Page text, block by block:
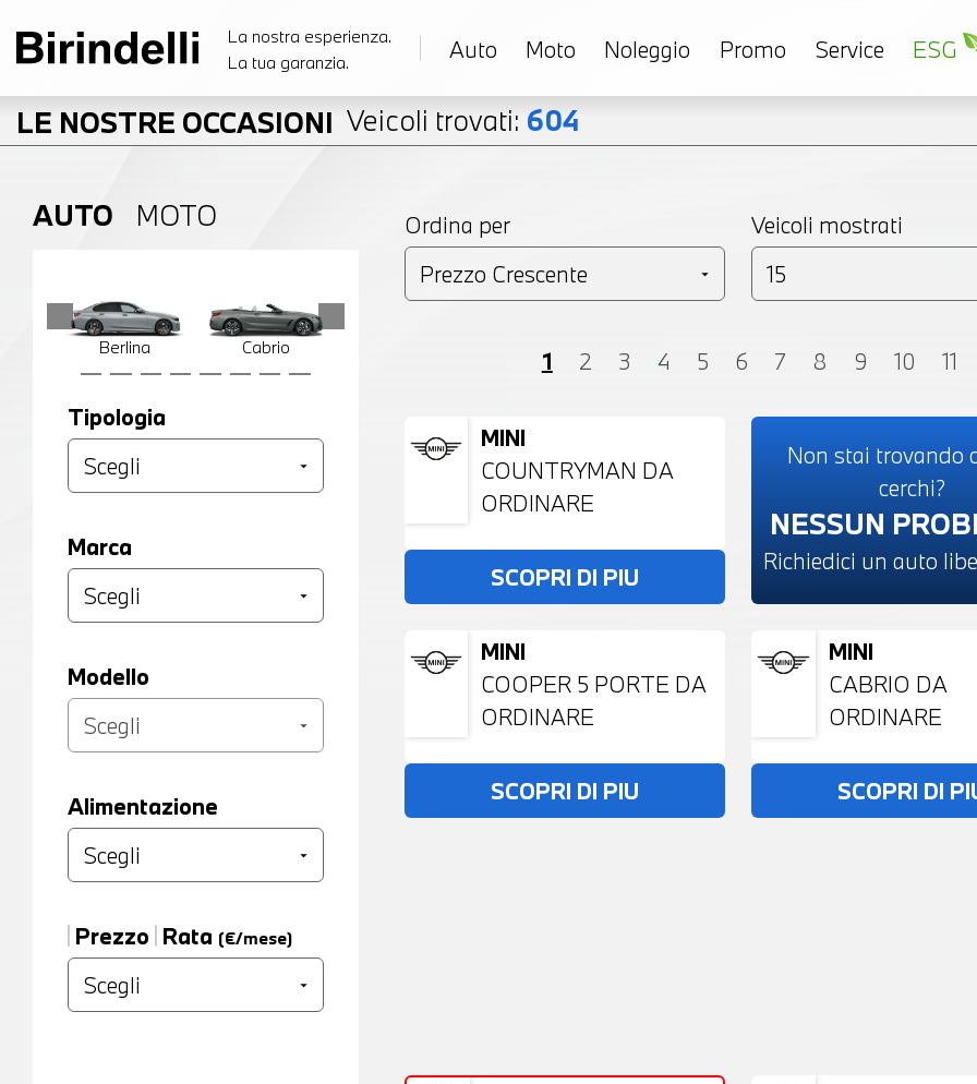
La nostra esperienza.
La tua garanzia.
Auto Moto Noleggio Promo Service ESG
LE NOSTRE OCCASIONI Veicoli trovati: 604
AUTO MOTO
Berlina Cabrio Coupé SUV
Tipologia
Marca
Modello
Alimentazione
Prezzo Rata (€/mese)
Ordina per Veicoli mostrati
1 2 3 4 5 6 7 8 9 10 11
MINI
COUNTRYMAN DA
ORDINARE
SCOPRI DI PIU
Non stai trovando
cerchi?
NESSUN
Richiedici un auto
MINI
COOPER 5 PORTE DA
ORDINARE
SCOPRI DI PIU
MINI
CABRIO DA
ORDINARE
SCOPRI DI